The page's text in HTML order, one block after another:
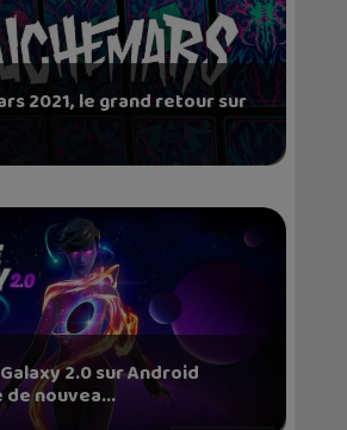
2021, le grand retour sur
2.0 sur Android
nouvea...